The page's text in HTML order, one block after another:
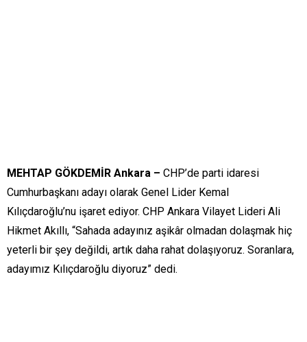
MEHTAP GÖKDEMİR Ankara – CHP’de parti idaresi
Cumhurbaşkanı adayı olarak Genel Lider Kemal
Kılıçdaroğlu’nu işaret ediyor. CHP Ankara Vilayet Lideri Ali
Hikmet Akıllı, “Sahada adayınız aşikâr olmadan dolaşmak hiç
yeterli bir şey değildi, artık daha rahat dolaşıyoruz. Soranlara,
adayımız Kılıçdaroğlu diyoruz” dedi.